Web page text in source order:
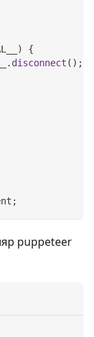
)
{
. disconnect ( ) ;
;
puppeteer